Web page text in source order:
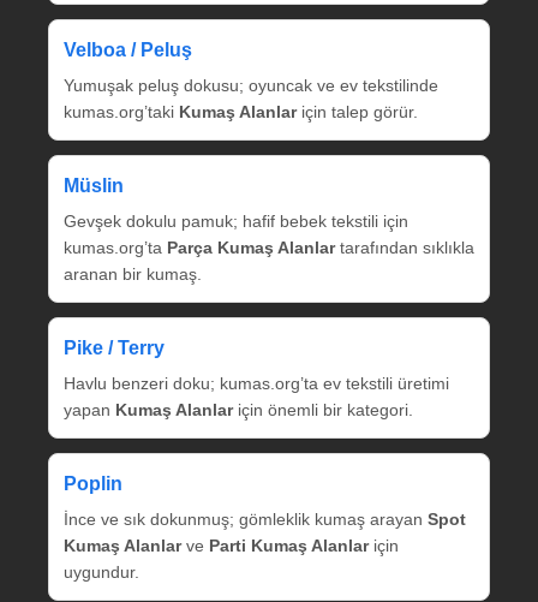
Velboa / Peluş
Yumuşak peluş dokusu; oyuncak ve ev tekstilinde
kumas.org’taki Kumaş Alanlariçin talep görür.
Müslin
Gevşek dokulu pamuk; hafif bebek tekstili için
kumas.org’ta Parça Kumaş Alanlartarafından sıklıkla
aranan bir kumaş.
Pike / Terry
Havlu benzeri doku; kumas.org’ta ev tekstili üretimi
yapan Kumaş Alanlariçin önemli bir kategori.
Poplin
İnce ve sık dokunmuş; gömleklik kumaş arayan Spot
Kumaş Alanlarve Parti Kumaş Alanlariçin
uygundur.